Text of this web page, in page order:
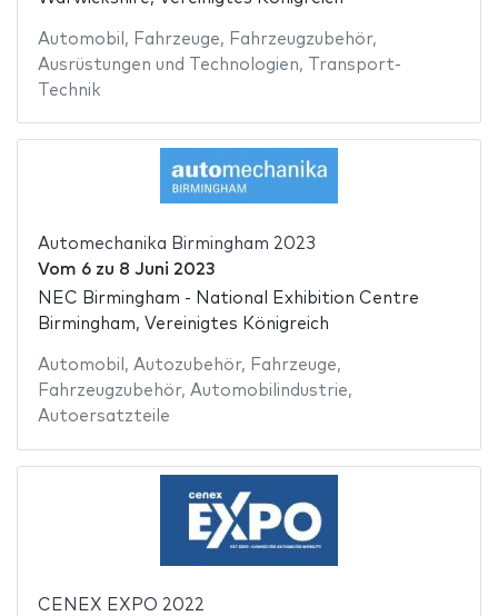
Automobil , Fahrzeuge, Fahrzeugzubehör,
Ausrüstungen und Technologien,
Transport-
Technik
Automechanika Birmingham 2023
Vom 6zu 8 Juni 2023
NEC Birmingham - National Exhibition Centre
Birmingham, Vereinigtes Königreich
Automobil , Autozubehör, Fahrzeuge,
Fahrzeugzubehör, Automobilindustrie,
Autoersatzteile
CENEX EXPO 2022